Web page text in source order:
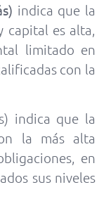
indica que la
capital es alta,
limitado en
con la
indica que la
la más alta
en
sus niveles